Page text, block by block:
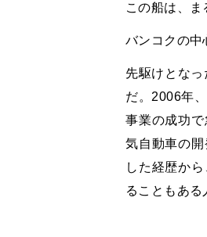
この船は、ま
バンコクの中
先駆けとな
だ。2006年
事業の成功
気自動車の
した経歴か
ることもある